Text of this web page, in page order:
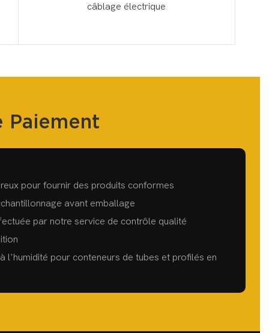
câblage électrique
Paiement
pour fournir des produits conformes
avant emballage
par notre service de contrôle qualité
l'humidité pour conteneurs de tubes et profilés en